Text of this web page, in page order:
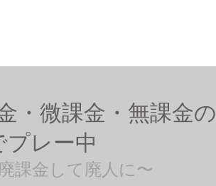
・微課金・無課金の
プレー中
課金して廃人に〜